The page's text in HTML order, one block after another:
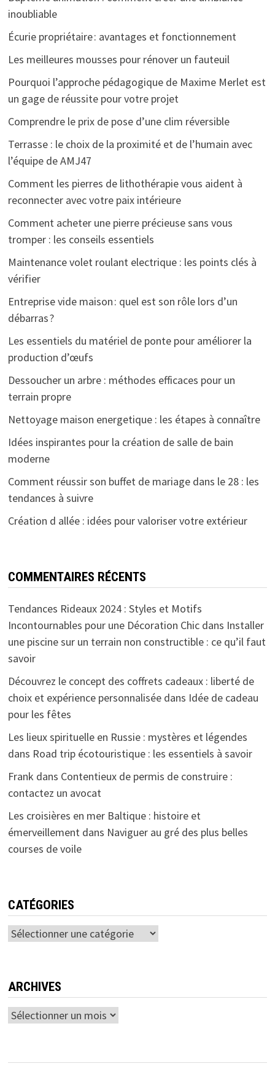
inoubliable
Écurie propriétaire : avantages et fonctionnement
Les meilleures mousses pour rénover un fauteuil
Pourquoi l’approche pédagogique de Maxime Merlet est
un gage de réussite pour votre projet
Comprendre le prix de pose d’une clim réversible
Terrasse : le choix de la proximité et de l’humain avec
l’équipe de AMJ47
Comment les pierres de lithothérapie vous aident à
reconnecter avec votre paix intérieure
Comment acheter une pierre précieuse sans vous
tromper : les conseils essentiels
Maintenance volet roulant electrique : les points clés à
vérifier
Entreprise vide maison : quel est son rôle lors d’un
débarras ?
Les essentiels du matériel de ponte pour améliorer la
production d’œufs
Dessoucher un arbre : méthodes efficaces pour un
terrain propre
Nettoyage maison energetique : les étapes à connaître
Idées inspirantes pour la création de salle de bain
moderne
Comment réussir son buffet de mariage dans le 28 : les
tendances à suivre
Création d allée : idées pour valoriser votre extérieur
COMMENTAIRES RÉCENTS
Tendances Rideaux 2024 : Styles et Motifs
Incontournables pour une Décoration Chicdans Installer
une piscine sur un terrain non constructible : ce qu’il faut
savoir
Découvrez le concept des coffrets cadeaux : liberté de
choix et expérience personnaliséedans Idée de cadeau
pour les fêtes
Les lieux spirituelle en Russie : mystères et légendes
dans Road trip écotouristique : les essentiels à savoir
Frank dans Contentieux de permis de construire :
contactez un avocat
Les croisières en mer Baltique : histoire et
émerveillementdans Naviguer au gré des plus belles
courses de voile
CATÉGORIES
Catégories
ARCHIVES
Archives